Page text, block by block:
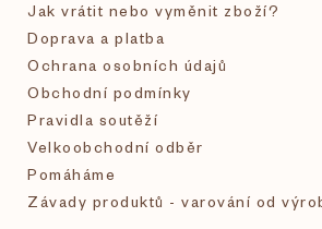
Jak vrátit nebo vyměnit zboží?
Doprava a platba
Ochrana osobních údajů
Obchodní podmínky
Pravidla soutěží
Velkoobchodní odběr
Pomáháme
Závady produktů - varování od